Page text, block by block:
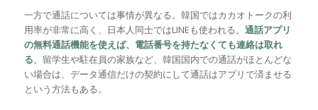
一方で通話については事情が異なる。韓国ではカカオトークの利
用率が非常に高く、日本人同士ではLINEも使われる。 通話アプリ
の無料通話機能を使えば、電話番号を持たなくても連絡は取れ
る。留学生や駐在員の家族など、韓国国内での通話がほとんどな
い場合は、データ通信だけの契約にして通話はアプリで済ませる
という方法もある。